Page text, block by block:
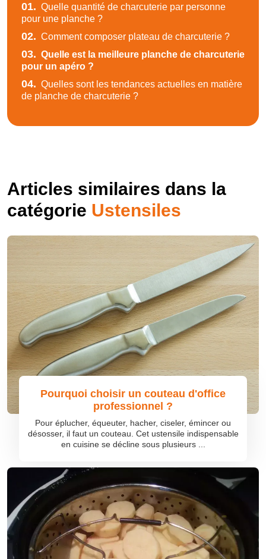
01. Quelle quantité de charcuterie par personne
pour une planche ?
02. Comment composer plateau de charcuterie ?
03. Quelle est la meilleure planche de charcuterie
pour un apéro ?
04. Quelles sont les tendances actuelles en matière
de planche de charcuterie ?
Articles similaires dans la
catégorie Ustensiles
Pourquoi choisir un couteau d'office
professionnel ?
Pour éplucher, équeuter, hacher, ciseler, émincer ou
désosser, il faut un couteau. Cet ustensile indispensable
en cuisine se décline sous plusieurs ...